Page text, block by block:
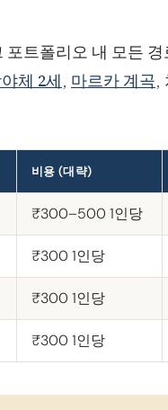
트폴리오 내 모든
체 2세, 마르카 계곡,
비용 (대략)
₹300–500 1인당
₹300 1인당
₹300 1인당
₹300 1인당